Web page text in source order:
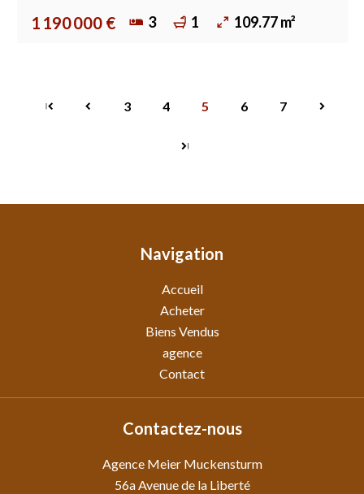
1 190 000 € 3 1 109.77 m²
3 4 5 6 7
Navigation
Accueil
Acheter
Biens Vendus
agence
Contact
Contactez-nous
Agence Meier Muckensturm
56a Avenue de la Liberté